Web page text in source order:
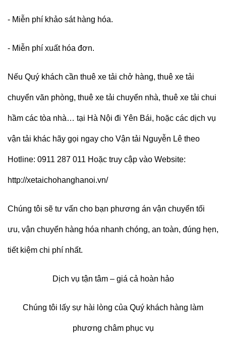
- Miễn phí khảo sát hàng hóa.
- Miễn phí xuất hóa đơn.
Nếu Quý khách cần thuê xe tải chở hàng, thuê xe tải
chuyển văn phòng, thuê xe tải chuyển nhà, thuê xe tải chui
hầm các tòa nhà… tại Hà Nội đi Yên Bái, hoặc các dịch vụ
vận tải khác hãy gọi ngay cho Vận tải Nguyễn Lê theo
Hotline: 0911 287 011 Hoặc truy cập vào Website:
http://xetaichohanghanoi.vn/
Chúng tôi sẽ tư vấn cho bạn phương án vận chuyển tối
ưu, vận chuyển hàng hóa nhanh chóng, an toàn, đúng hẹn,
tiết kiệm chi phí nhất.
Dịch vụ tận tâm – giá cả hoàn hảo
Chúng tôi lấy sự hài lòng của Quý khách hàng làm
phương châm phục vụ